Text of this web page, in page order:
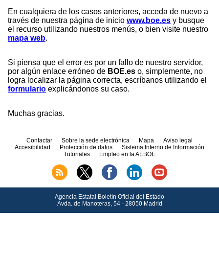
En cualquiera de los casos anteriores, acceda de nuevo a
través de nuestra página de inicio www.boe.es y busque
el recurso utilizando nuestros menús, o bien visite nuestro
mapa web.
Si piensa que el error es por un fallo de nuestro servidor,
por algún enlace erróneo de BOE.es o, simplemente, no
logra localizar la página correcta, escríbanos utilizando el
formulario explicándonos su caso.
Muchas gracias.
Contactar Sobre la sede electrónica Mapa
Aviso legal
Accesibilidad
Protección de datos
Sistema Interno de Información
Tutoriales
Empleo en la AEBOE
Agencia Estatal Boletín Oficial del Estado
Avda.de Manoteras, 54 - 28050 Madrid